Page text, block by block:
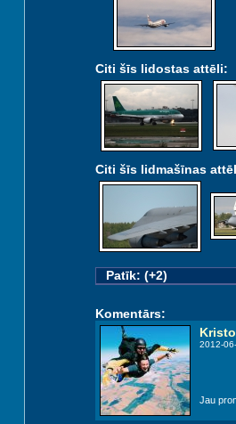
Citi šīs lidostas attēli:
Citi šīs lidmašīnas
Patīk: (+2)
Komentārs:
2012-
Jau